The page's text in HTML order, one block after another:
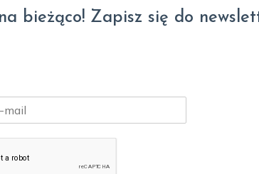
bieżąco! Zapisz się do